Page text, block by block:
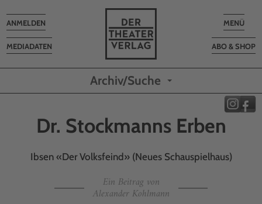
Toggle
MENÜ
ABO & SHOP
MEDIADATEN
Toggle
navigation
ANMELDEN
Archiv/Suche
Dr. Stockmanns Erben
Ibsen «Der Volksfeind» (Neues Schauspielhaus)
Ein Beitrag von
Alexander Kohlmann